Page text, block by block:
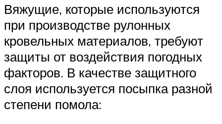
Вяжущие, которые используются
при производстве рулонных
кровельных материалов, требуют
защиты от воздействия погодных
факторов. В качестве защитного
слоя используется посыпка разной
степени помола: